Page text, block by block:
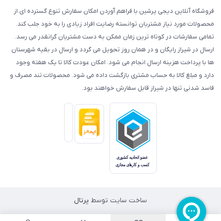
فروشگاه آنلاین دیجی پرشین با فراهم آوردن امکان سفارش تنوع گسترده ای از
محصولات مورد نیاز مشتریان توانسته رضایت افراد زیادی را به خود جلب کند.
تمامی سفارشات در کوتاه ترین زمان ممکن به دست مشتریان گرانقدر می رسد.
ارسال در شیراز رایگان و در همان روز تحویل می گردد و ارسال در بقیه شهرستان
ها با پرداخت هزینه ارسال انجام می شود. امکان عودت کالا تا یک هفته وجود
دارد و مبلغ کالا به حساب مشتری بازگشت داده می شود. محصولات تند مصرف و
فاسد شدنی تنها در شیراز قابل سفارش خواهند بود.
ساخت سایت توسط پرتال